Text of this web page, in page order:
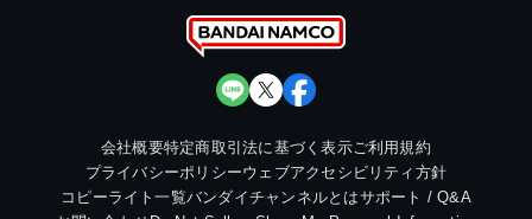
会社概要特定商取引法に基づく表示ご利用規約
プライバシーポリシーウェブアクセシビリティ方針
コピーライト一覧バンダイチャンネルとはサポート / Q&A